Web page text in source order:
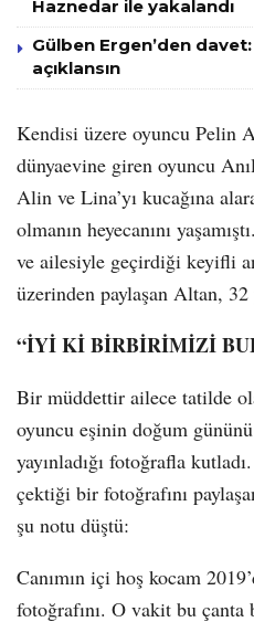
Haznedar ile yakalandı
Gülben Ergen’den
açıklansın
Kendisi üzere oyuncu Pelin
dünyaevine giren oyuncu
Alin ve Lina’yı kucağına
olmanın heyecanını
ve ailesiyle geçirdiği keyifli
üzerinden paylaşan Altan, 32
“İYİ Kİ BİRBİRİMİZİ
Bir müddettir ailece tatilde
oyuncu eşinin doğum
yayınladığı fotoğrafla
çektiği bir fotoğrafını
şu notu düştü:
Canımın içi hoş kocam
fotoğrafını. O vakit bu çanta